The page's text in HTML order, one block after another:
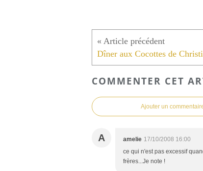
COMMENTER CET
Ajouter un
A amelie 17/10/2008 16:00
ce qui n'est pas excessif
frères...Je note !